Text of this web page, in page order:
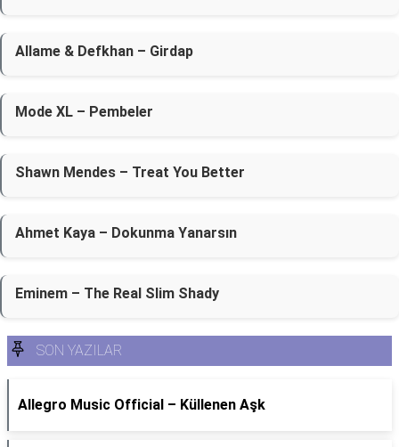
Allame & Defkhan – Girdap
Mode XL – Pembeler
Shawn Mendes – Treat You Better
Ahmet Kaya – Dokunma Yanarsın
Eminem – The Real Slim Shady
SON YAZILAR
Allegro Music Official – Küllenen Aşk